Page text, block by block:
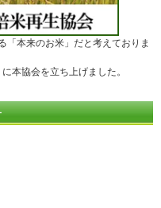
「本来のお米」だと考えておりま
本協会を立ち上げました。